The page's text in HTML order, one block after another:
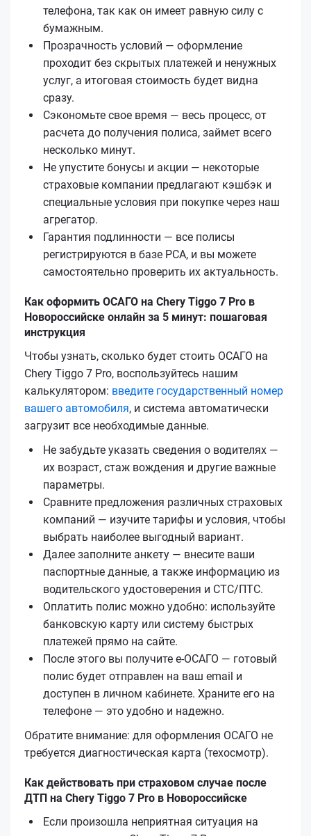
телефона, так как он имеет равную силу с
бумажным.
Прозрачность условий — оформление
проходит без скрытых платежей и ненужных
услуг, а итоговая стоимость будет видна
сразу.
Сэкономьте свое время — весь процесс, от
расчета до получения полиса, займет всего
несколько минут.
Не упустите бонусы и акции — некоторые
страховые компании предлагают кэшбэк и
специальные условия при покупке через наш
агрегатор.
Гарантия подлинности — все полисы
регистрируются в базе РСА, и вы можете
самостоятельно проверить их актуальность.
Как оформить ОСАГО на Chery Tiggo 7 Pro в
Новороссийске онлайн за 5 минут: пошаговая
инструкция
Чтобы узнать, сколько будет стоить ОСАГО на
Chery Tiggo 7 Pro, воспользуйтесь нашим
калькулятором: введите государственный номер
вашего автомобиля, и система автоматически
загрузит все необходимые данные.
Не забудьте указать сведения о водителях —
их возраст, стаж вождения и другие важные
параметры.
Сравните предложения различных страховых
компаний — изучите тарифы и условия, чтобы
выбрать наиболее выгодный вариант.
Далее заполните анкету — внесите ваши
паспортные данные, а также информацию из
водительского удостоверения и СТС/ПТС.
Оплатить полис можно удобно: используйте
банковскую карту или систему быстрых
платежей прямо на сайте.
После этого вы получите е‑ОСАГО — готовый
полис будет отправлен на ваш email и
доступен в личном кабинете. Храните его на
телефоне — это удобно и надежно.
Обратите внимание: для оформления ОСАГО не
требуется диагностическая карта (техосмотр).
Как действовать при страховом случае после
ДТП на Chery Tiggo 7 Pro в Новороссийске
Если произошла неприятная ситуация на